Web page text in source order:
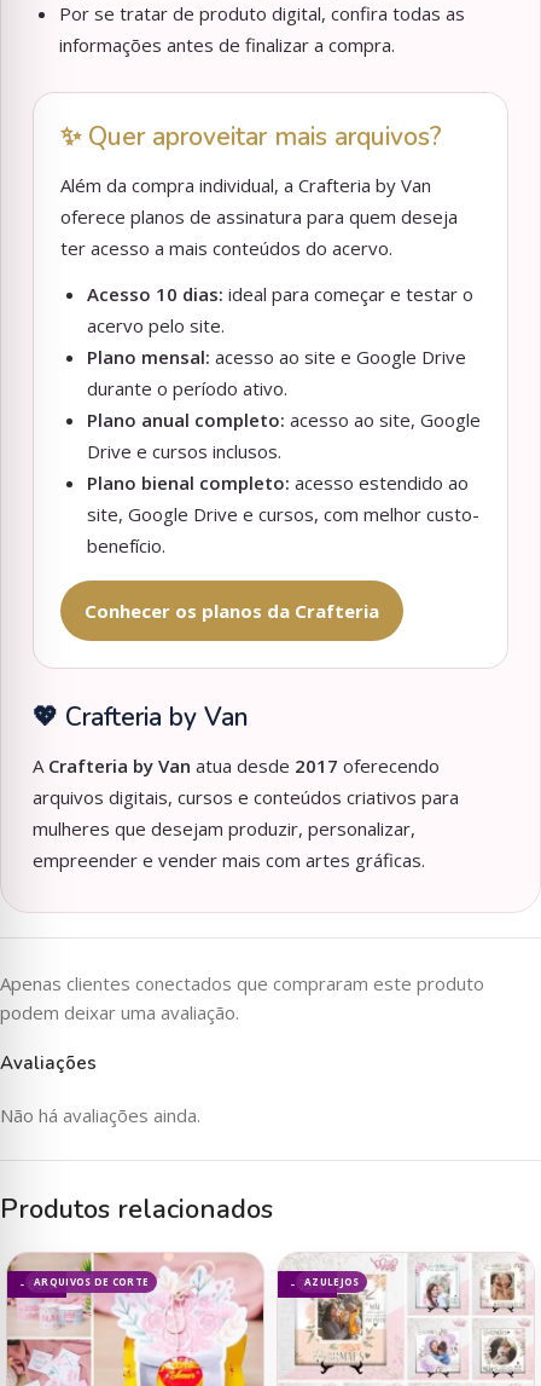
Por se tratar de produto digital, confira todas as
informações antes de finalizar a compra.
✨ Quer aproveitar mais arquivos?
Além da compra individual, a Crafteria by Van
oferece planos de assinatura para quem deseja
ter acesso a mais conteúdos do acervo.
Acesso 10 dias: ideal para começar e testar o
acervo pelo site.
Plano mensal: acesso ao site e Google Drive
durante o período ativo.
Plano anual completo: acesso ao site, Google
Drive e cursos inclusos.
Plano bienal completo: acesso estendido ao
site, Google Drive e cursos, com melhor custo-
benefício.
Conhecer os planos da Crafteria
💖 Crafteria by Van
A Crafteria by Van atua desde 2017 oferecendo
arquivos digitais, cursos e conteúdos criativos para
mulheres que desejam produzir, personalizar,
empreender e vender mais com artes gráficas.
Avaliações
Não há avaliações ainda.
Apenas clientes conectados que compraram este produto
podem deixar uma avaliação.
Produtos relacionados
ARQUIVOS DE CORTE
- 60% AZULEJOS
- 75%